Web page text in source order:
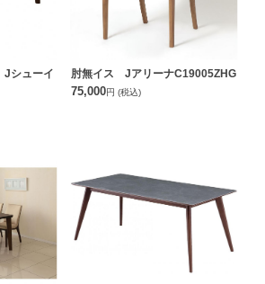
シューイ
肘無イス JアリーナC19005ZHG
75,000円 (税込)